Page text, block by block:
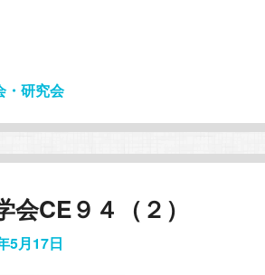
・研究会
会CE９４（２）
5月17日